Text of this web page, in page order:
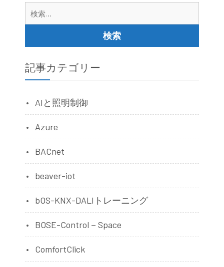
記事カテゴリー
AIと照明制御
Azure
BACnet
beaver-iot
bOS-KNX-DALIトレーニング
BOSE-Control－Space
ComfortClick